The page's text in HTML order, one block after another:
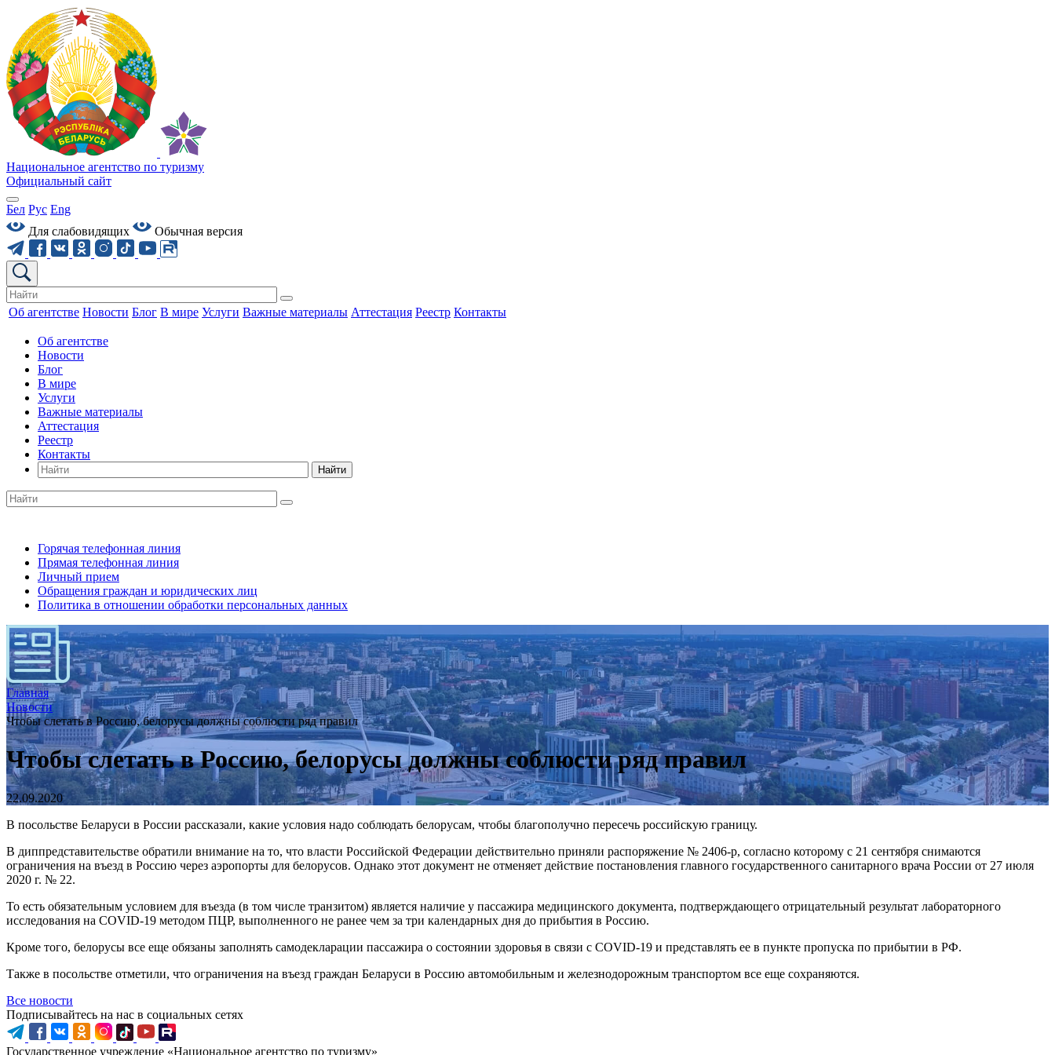
Национальное агентство по туризму
Официальный сайт
Бел Рус Eng
Для слабовидящих
Обычная версия
Об агентстве Новости Блог В мире Услуги Важные материалы Аттестация Реестр Контакты
Об агентстве
Новости
Блог
В мире
Услуги
Важные материалы
Аттестация
Реестр
Контакты
Найти
Горячая телефонная линия
Прямая телефонная линия
Личный прием
Обращения граждан и юридических лиц
Политика в отношении обработки персональных данных
Главная
Новости
Чтобы слетать в Россию, белорусы должны соблюсти ряд правил
Чтобы слетать в Россию, белорусы должны соблюсти ряд правил
22.09.2020
В посольстве Беларуси в России рассказали, какие условия надо соблюдать белорусам, чтобы благополучно пересечь российскую границу.
В диппредставительстве обратили внимание на то, что власти Российской Федерации действительно приняли распоряжение № 2406-р, согласно которому с 21 сентября снимаются
ограничения на въезд в Россию через аэропорты для белорусов. Однако этот документ не отменяет действие постановления главного государственного санитарного врача России от 27 июля
2020 г. № 22.
То есть обязательным условием для въезда (в том числе транзитом) является наличие у пассажира медицинского документа, подтверждающего отрицательный результат лабораторного
исследования на COVID-19 методом ПЦР, выполненного не ранее чем за три календарных дня до прибытия в Россию.
Кроме того, белорусы все еще обязаны заполнять самодекларации пассажира о состоянии здоровья в связи с COVID-19 и представлять ее в пункте пропуска по прибытии в РФ.
Также в посольстве отметили, что ограничения на въезд граждан Беларуси в Россию автомобильным и железнодорожным транспортом все еще сохраняются.
Все новости
Подписывайтесь на нас в социальных сетях
Государственное учреждение «Национальное агентство по туризму»